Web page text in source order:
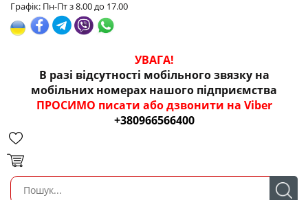
Графік: Пн-Пт з 8.00 до 17.00
УВАГА!
В разі відсутності мобільного звязку на
мобільних номерах нашого підприємства
ПРОСИМО писати або дзвонити на Viber
+380966566400